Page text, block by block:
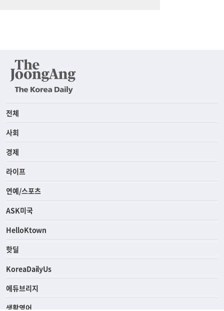
전체
사회
경제
라이프
연예/스포츠
ASK미국
HelloKtown
핫딜
KoreaDailyUs